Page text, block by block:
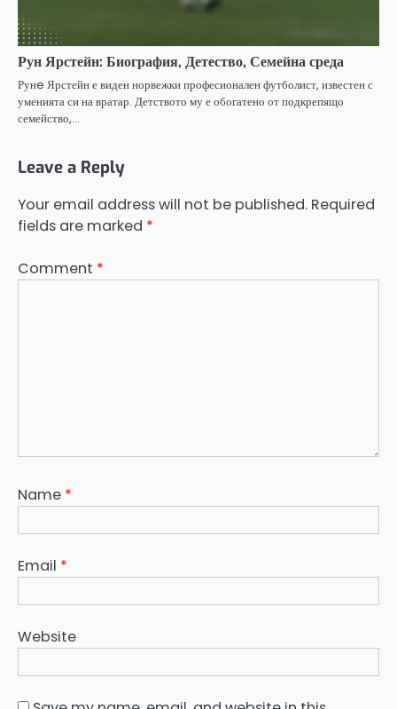
Рун Ярстейн: Биография, Детество, Семейна среда
Рунe Ярстейн е виден норвежки професионален футболист, известен с
уменията си на вратар. Детството му е обогатено от подкрепящо
семейство,…
Leave a Reply
Your email address will not be published. Required
fields are marked *
Comment *
Name *
Email *
Website